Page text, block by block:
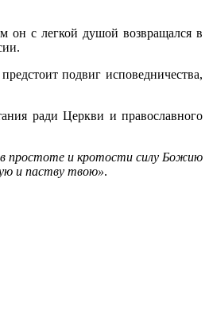
он с легкой душой возвращался в
подвиг исповедничества,
ради Церкви и православного
в простоте и кротости силу Божию
и паству твою».